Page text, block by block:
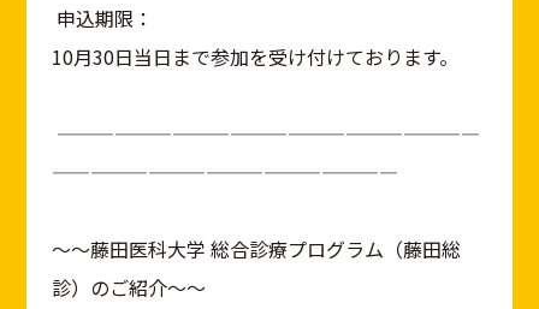
申込期限：
10月30日当日まで参加を受け付けております。
——————————————————————
——————————————————
～～藤田医科大学 総合診療プログラム（藤田総
診）のご紹介～～